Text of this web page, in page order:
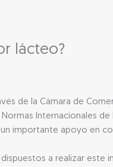
lácteo?
de la Cámara de
Internacionales de
importante apoyo en
a realizar este